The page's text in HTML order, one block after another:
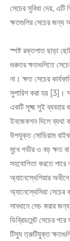
সেচের সুবিধা দেয়,
ক্ষতগুলির সেচের
স্পষ্ট রক্তপাত ছাড়া
গুরুতর ক্ষতগুলিতে
না। ক্ষত সেচের
সুপারিশ করা হয় [3]।
একটি সূক্ষ্ম সুই ব্যবহার
ইনজেকশন দিলে ব্যথা
উপযুক্ত সোডিয়াম
মুখে গভীর ও বড় ক্ষত বা
সহযোগিতা করতে পারে
অ্যানেস্থেশিয়ার
অ্যানেস্থেসিয়া সেচের
সাবধানে সেচ করার
ডিব্রিডমেন্ট সেচের
টিস্যু ত্রুটিযুক্ত